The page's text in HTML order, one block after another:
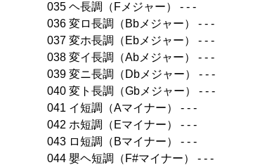
035 ヘ長調（Fメジャー） - - -
036 変ロ長調（Bbメジャー） - - -
037 変ホ長調（Ebメジャー） - - -
038 変イ長調（Abメジャー） - - -
039 変ニ長調（Dbメジャー） - - -
040 変ト長調（Gbメジャー） - - -
041 イ短調（Aマイナー） - - -
042 ホ短調（Eマイナー） - - -
043 ロ短調（Bマイナー） - - -
044 嬰ヘ短調（F#マイナー） - - -